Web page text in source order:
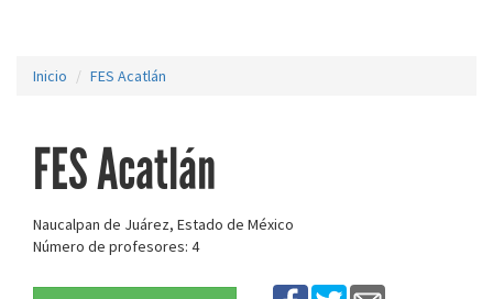
Inicio FES Acatlán
FES Acatlán
Naucalpan de Juárez, Estado de México
Número de profesores: 4